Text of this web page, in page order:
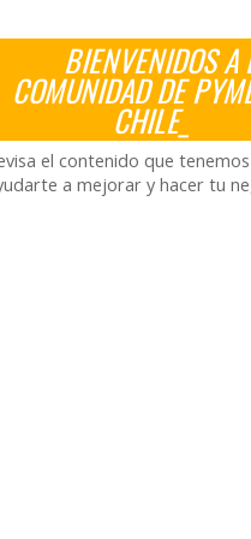
BIENVENIDOS A
COMUNIDAD DE
CHILE_
el contenido que
a mejorar y hacer tu